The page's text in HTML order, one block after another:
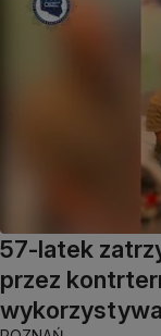
57-latek
przez